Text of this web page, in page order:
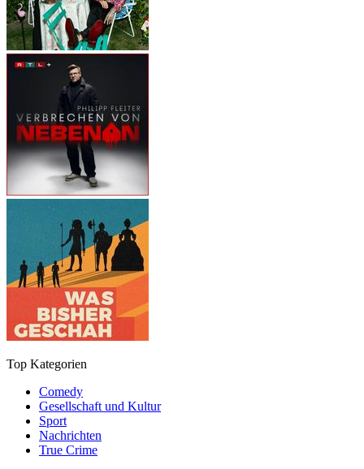
Top Kategorien
Comedy
Gesellschaft und Kultur
Sport
Nachrichten
True Crime